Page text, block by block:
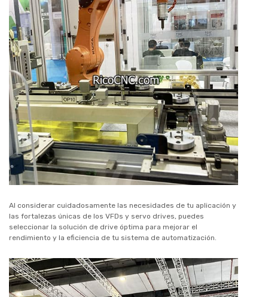
Al considerar cuidadosamente las necesidades de tu aplicación y
las fortalezas únicas de los VFDs y servo drives, puedes
seleccionar la solución de drive óptima para mejorar el
rendimiento y la eficiencia de tu sistema de automatización.